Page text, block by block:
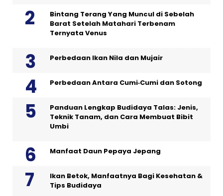
Bintang Terang Yang Muncul di Sebelah
Barat Setelah Matahari Terbenam
Ternyata Venus
Perbedaan Ikan Nila dan Mujair
Perbedaan Antara Cumi‑Cumi dan Sotong
Panduan Lengkap Budidaya Talas: Jenis,
Teknik Tanam, dan Cara Membuat Bibit
Umbi
Manfaat Daun Pepaya Jepang
Ikan Betok, Manfaatnya Bagi Kesehatan &
Tips Budidaya